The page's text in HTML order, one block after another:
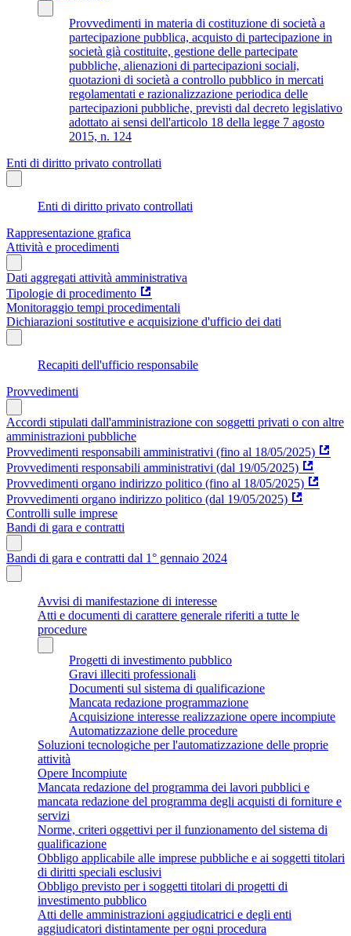
Provvedimenti in materia di costituzione di società a
partecipazione pubblica, acquisto di partecipazione in
società già costituite, gestione delle partecipate
pubbliche, alienazioni di partecipazioni sociali,
quotazioni di società a controllo pubblico in mercati
regolamentati e razionalizzazione periodica delle
partecipazioni pubbliche, previsti dal decreto legislativo
adottato ai sensi dell'articolo 18 della legge 7 agosto
2015, n. 124
Enti di diritto privato controllati
Enti di diritto privato controllati
Rappresentazione grafica
Attività e procedimenti
Dati aggregati attività amministrativa
Tipologie di procedimento
Monitoraggio tempi procedimentali
Dichiarazioni sostitutive e acquisizione d'ufficio dei dati
Recapiti dell'ufficio responsabile
Provvedimenti
Accordi stipulati dall'amministrazione con soggetti privati o con altre
amministrazioni pubbliche
Provvedimenti responsabili amministrativi (fino al 18/05/2025)
Provvedimenti responsabili amministrativi (dal 19/05/2025)
Provvedimenti organo indirizzo politico (fino al 18/05/2025)
Provvedimenti organo indirizzo politico (dal 19/05/2025)
Controlli sulle imprese
Bandi di gara e contratti
Bandi di gara e contratti dal 1° gennaio 2024
Avvisi di manifestazione di interesse
Atti e documenti di carattere generale riferiti a tutte le
procedure
Progetti di investimento pubblico
Gravi illeciti professionali
Documenti sul sistema di qualificazione
Mancata redazione programmazione
Acquisizione interesse realizzazione opere incompiute
Automatizzazione delle procedure
Soluzioni tecnologiche per l'automatizzazione delle proprie
attività
Opere Incompiute
Mancata redazione del programma dei lavori pubblici e
mancata redazione del programma degli acquisti di forniture e
servizi
Norme, criteri oggettivi per il funzionamento del sistema di
qualificazione
Obbligo applicabile alle imprese pubbliche e ai soggetti titolari
di diritti speciali esclusivi
Obbligo previsto per i soggetti titolari di progetti di
investimento pubblico
Atti delle amministrazioni aggiudicatrici e degli enti
aggiudicatori distintamente per ogni procedura